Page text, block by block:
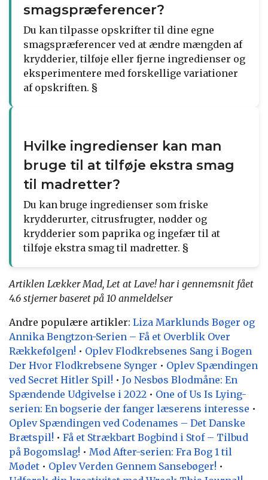
smagspræferencer?
Du kan tilpasse opskrifter til dine egne
smagspræferencer ved at ændre mængden af
krydderier, tilføje eller fjerne ingredienser og
eksperimentere med forskellige variationer
af opskriften. §
Hvilke ingredienser kan man
bruge til at tilføje ekstra smag
til madretter?
Du kan bruge ingredienser som friske
krydderurter, citrusfrugter, nødder og
krydderier som paprika og ingefær til at
tilføje ekstra smag til madretter. §
Artiklen Lækker Mad, Let at Lave! har i gennemsnit fået
4.6 stjerner baseret på 10 anmeldelser
Andre populære artikler: Liza Marklunds Bøger og
Annika Bengtzon-Serien – Få et Overblik Over
Rækkefølgen! • Oplev Flodkrebsenes Sang i Bogen
Der Hvor Flodkrebsene Synger • Oplev Spændingen
ved Secret Hitler Spil! • Jo Nesbøs Blodmåne: En
Spændende Udgivelse i 2022 • One of Us Is Lying-
serien: En bogserie der fanger læserens interesse •
Oplev Spændingen ved Codenames – Det Danske
Brætspil! • Få et Strækbart Bogbind i Stof – Tilbud
på Bogomslag! • Mød After-serien: Fra Bog 1 til
Mødet • Oplev Verden Gennem Sansebøger! •